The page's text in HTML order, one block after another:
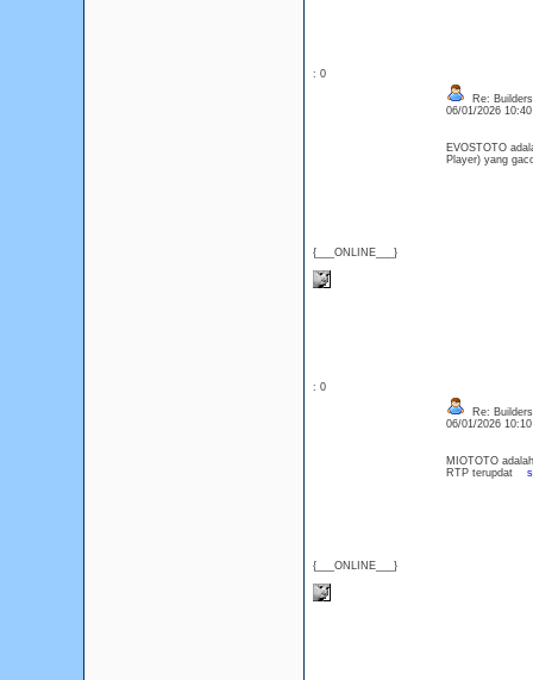
: 0
{___ONLINE___}
Re:
06/01/2026
EVOSTOTO
Player) yang
: 0
{___ONLINE___}
Re:
06/01/2026
MIOTOTO
RTP terupdat